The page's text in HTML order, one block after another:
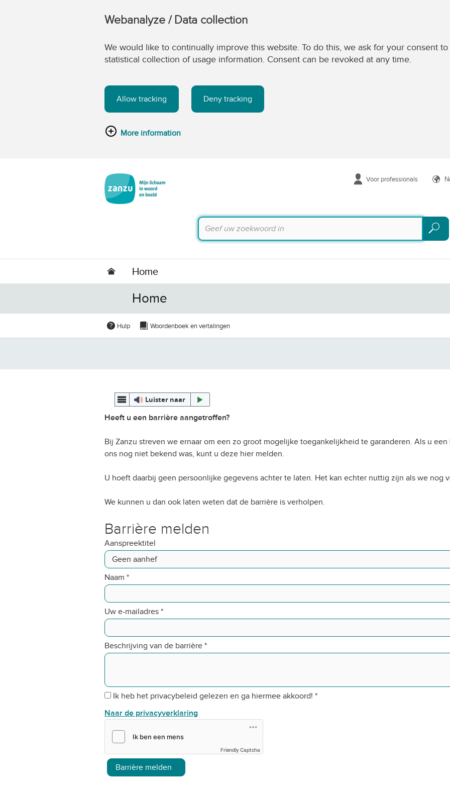
Webanalyze / Data collection
We would like to continually improve this website. To do this, we ask for your consent
statistical collection of usage information. Consent can be revoked at any time.
Allow tracking Deny tracking
More information
Voor professionals
Zoeken
Home
Home
Hulp Woordenboek en vertalingen
Luister naar
Heeft u een barrière aangetroffen?
Bij Zanzu streven we ernaar om een zo groot mogelijke toegankelijkheid te garanderen. Als u
ons nog niet bekend was, kunt u deze hier melden.
U hoeft daarbij geen persoonlijke gegevens achter te laten. Het kan echter nuttig zijn als we nog
We kunnen u dan ook laten weten dat de barrière is verholpen.
Barrière melden
Aanspreektitel
Naam *
Uw e-mailadres *
Beschrijving van de barrière *
Ik heb het privacybeleid gelezen en ga hiermee akkoord! *
Naar de privacyverklaring
Friendly Captcha
Barrière melden